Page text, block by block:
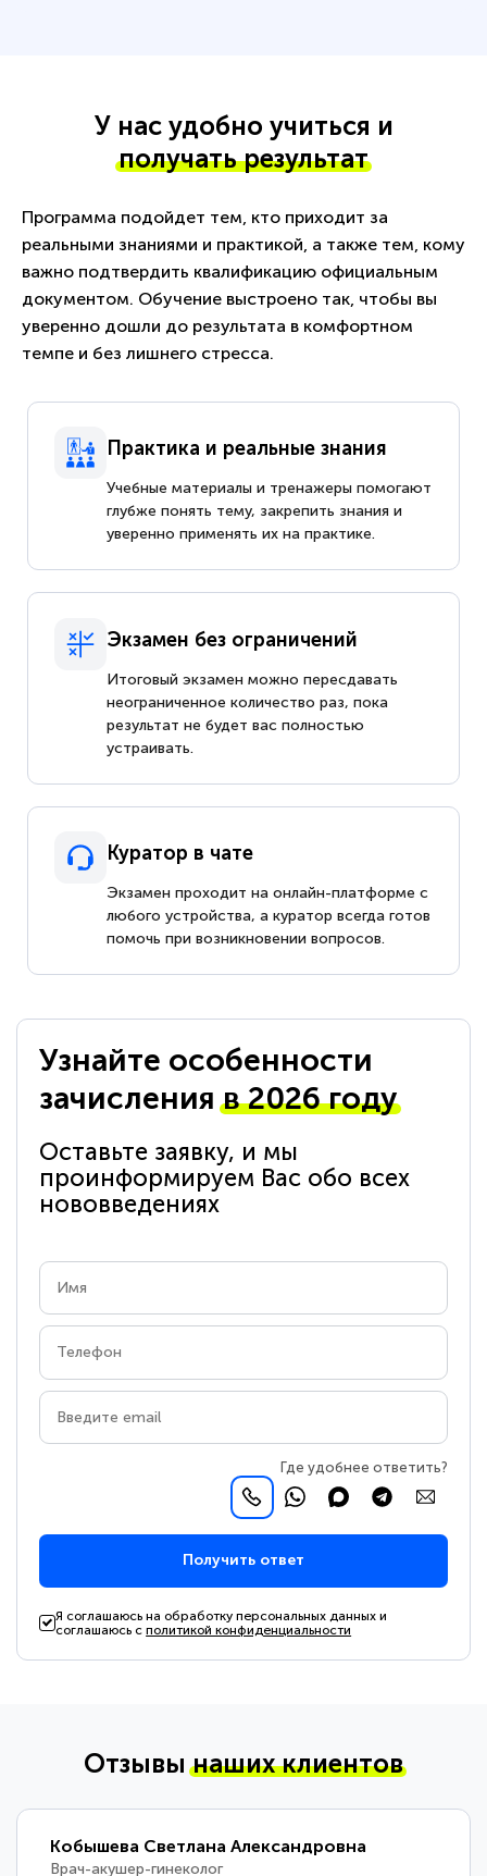
У нас удобно учиться и
получать результат
Программа подойдет тем, кто приходит за
реальными знаниями и практикой, а также тем, кому
важно подтвердить квалификацию официальным
документом. Обучение выстроено так, чтобы вы
уверенно дошли до результата в комфортном
темпе и без лишнего стресса.
Практика и реальные знания
Учебные материалы и тренажеры помогают
глубже понять тему, закрепить знания и
уверенно применять их на практике.
Экзамен без ограничений
Итоговый экзамен можно пересдавать
неограниченное количество раз, пока
результат не будет вас полностью
устраивать.
Куратор в чате
Экзамен проходит на онлайн-платформе с
любого устройства, а куратор всегда готов
помочь при возникновении вопросов.
Узнайте особенности
зачисленияв 2026 году
Оставьте заявку, и мы
проинформируем Вас обо всех
нововведениях
Где удобнее ответить?
Получить ответ
Я соглашаюсь на обработку персональных данных и
соглашаюсь сполитикой конфиденциальности
Отзывынаших клиентов
Кобышева Светлана Александровна
Врач-акушер-гинеколог